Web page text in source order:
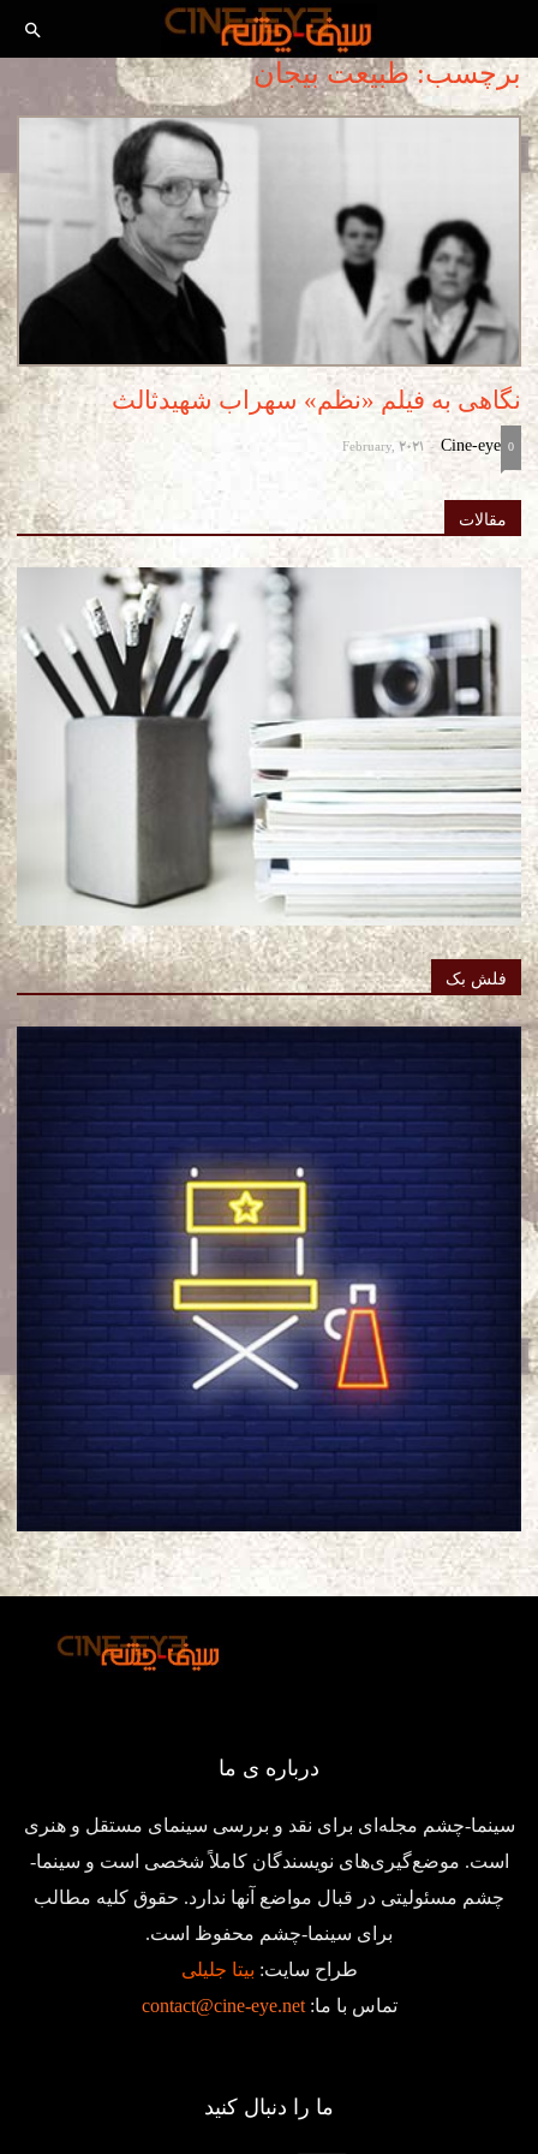
برچسب: طبیعت بیجان
نگاهی به فیلم «نظم» سهراب شهیدثالث
Cine-eye
-
February, 2021 0
مقالات
فلش بک
درباره ی ما
سینما-چشم مجله‌ای برای نقد و بررسی سینمای مستقل و هنری
است. موضع‌گیری‌های نویسندگان کاملاً شخصی است و سینما-
چشم مسئولیتی در قبال مواضع آنها ندارد. حقوق کلیه مطالب
برای سینما-چشم محفوظ است.
طراح سایت: بیتا جلیلی
تماس با ما:contact@cine-eye.net
ما را دنبال کنید